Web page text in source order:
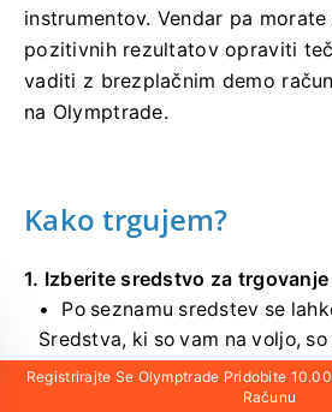
instrumentov. Vendar pa
pozitivnih rezultatov opraviti
vaditi z brezplačnim demo
na Olymptrade.
Kako trgujem?
1. Izberite sredstvo za trgovanje
Po seznamu sredstev se
Sredstva, ki so vam na voljo,
Kliknite na sredstvo, da z njim
Odstotek poleg sredstva
Registrirajte Se Olymptrade Pridobite
Računu